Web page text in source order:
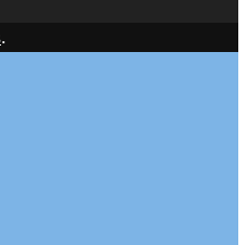
.